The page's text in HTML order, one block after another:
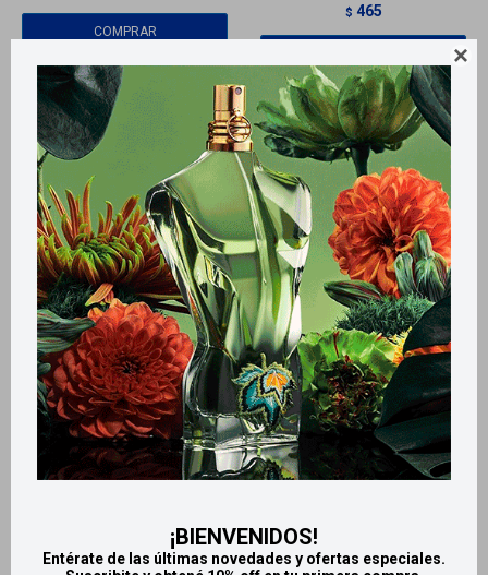

¡BIENVENIDOS!
Entérate de las últimas novedades y ofertas especiales.
$ 465
LlegaEL LUNES
LlegaEL LUNES
Máscara de Pestañas Break
LlegaEL LUNES
LlegaEL LUNES
Kits de Maquillaje Marilyn